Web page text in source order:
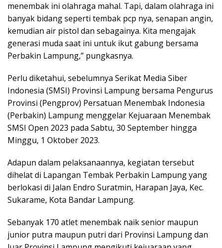
menembak ini olahraga mahal. Tapi, dalam olahraga ini
banyak bidang seperti tembak pcp nya, senapan angin,
kemudian air pistol dan sebagainya. Kita mengajak
generasi muda saat ini untuk ikut gabung bersama
Perbakin Lampung,” pungkasnya.
Perlu diketahui, sebelumnya Serikat Media Siber
Indonesia (SMSI) Provinsi Lampung bersama Pengurus
Provinsi (Pengprov) Persatuan Menembak Indonesia
(Perbakin) Lampung menggelar Kejuaraan Menembak
SMSI Open 2023 pada Sabtu, 30 September hingga
Minggu, 1 Oktober 2023.
Adapun dalam pelaksanaannya, kegiatan tersebut
dihelat di Lapangan Tembak Perbakin Lampung yang
berlokasi di Jalan Endro Suratmin, Harapan Jaya, Kec.
Sukarame, Kota Bandar Lampung.
Sebanyak 170 atlet menembak naik senior maupun
junior putra maupun putri dari Provinsi Lampung dan